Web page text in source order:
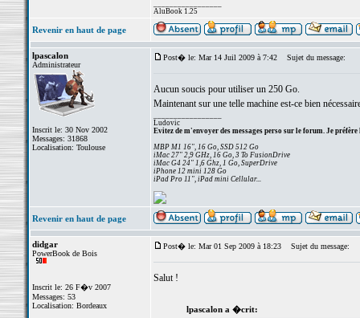
AluBook 1.25
Revenir en haut de page
lpascalon
Administrateur
Inscrit le: 30 Nov 2002
Messages: 31868
Localisation: Toulouse
Post� le: Mar 14 Juil 2009 à 7:42 Sujet du message:
Aucun soucis pour utiliser un 250 Go.
Maintenant sur une telle machine est-ce bien
Ludovic
Evitez de m'envoyer des messages perso sur le forum. Je préfère
MBP M1 16", 16 Go, SSD 512 Go
iMac 27" 2,9 GHz, 16 Go, 3 To FusionDrive
iMac G4 24" 1,6 Ghz, 1 Go, SuperDrive
iPhone 12 mini 128 Go
iPad Pro 11", iPad mini Cellular...
Revenir en haut de page
didgar
PowerBook de Bois
Inscrit le: 26 F�v 2007
Messages: 53
Localisation: Bordeaux
Post� le: Mar 01 Sep 2009 à 18:23 Sujet du message:
Salut !
lpascalon a �crit: